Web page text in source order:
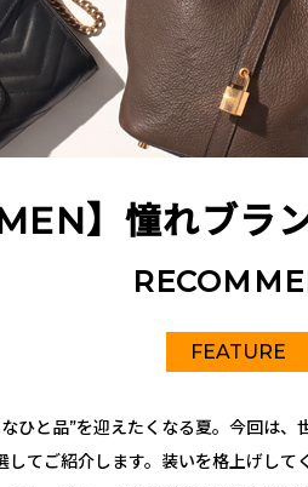
】憧れブラ
FEATURE
ひと品”を迎えたくなる夏。今回は
してご紹介します。装いを格上げし